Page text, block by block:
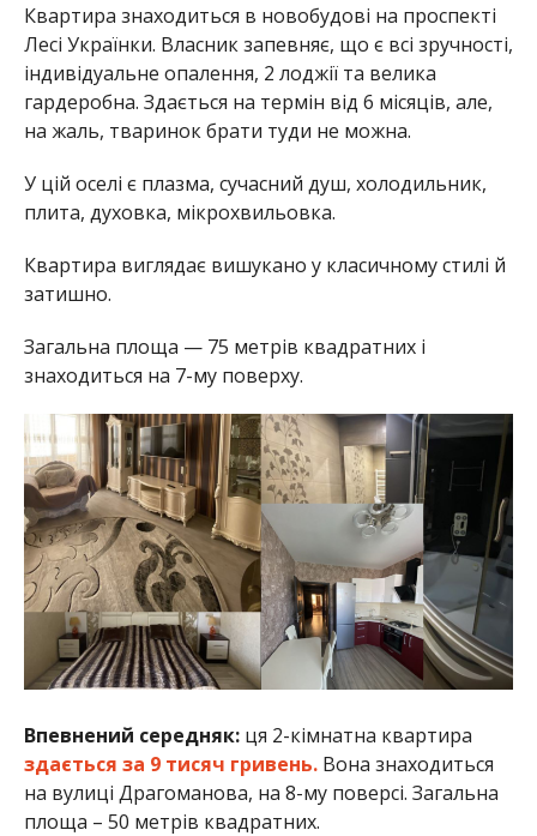
Квартира знаходиться в новобудові на проспекті
Лесі Українки. Власник запевняє, що є всі зручності,
індивідуальне опалення, 2 лоджії та велика
гардеробна. Здається на термін від 6 місяців, але,
на жаль, тваринок брати туди не можна.
У цій оселі є плазма, сучасний душ, холодильник,
плита, духовка, мікрохвильовка.
Квартира виглядає вишукано у класичному стилі й
затишно.
Загальна площа — 75 метрів квадратних і
знаходиться на 7-му поверху.
Впевнений середняк:ця 2-кімнатна квартира
здається за 9 тисяч гривень.Вона знаходиться
на вулиці Драгоманова, на 8-му поверсі. Загальна
площа – 50 метрів квадратних.